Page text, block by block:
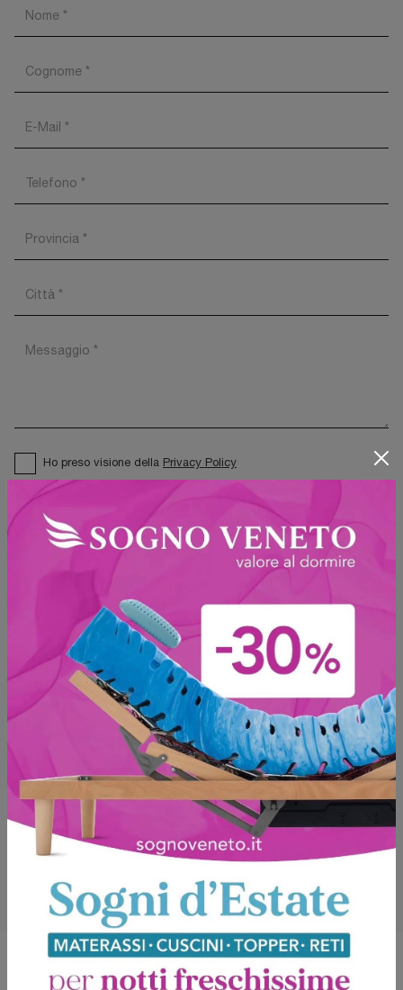
Sfoglia i cataloghi
Ho preso visione della Privacy Policy
Invia
Potrebbero piacerti anche